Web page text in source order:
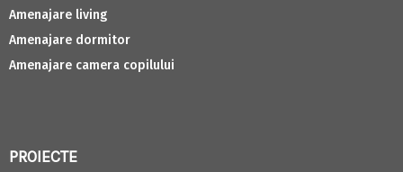
Amenajare living
Amenajare dormitor
Amenajare camera copilului
PROIECTE